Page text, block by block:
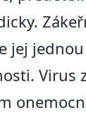
Virus